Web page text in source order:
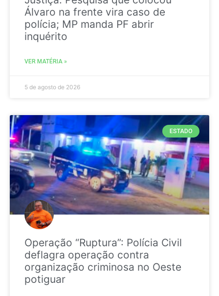
Álvaro na frente vira caso de
polícia; MP manda PF abrir
inquérito
VER MATÉRIA »
5 de agosto de 2026
ESTADO
Operação “Ruptura”: Polícia Civil
deflagra operação contra
organização criminosa no Oeste
potiguar